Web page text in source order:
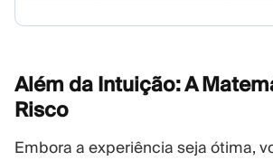
Além da Intuição: A
Risco
Embora a experiência seja ótima,